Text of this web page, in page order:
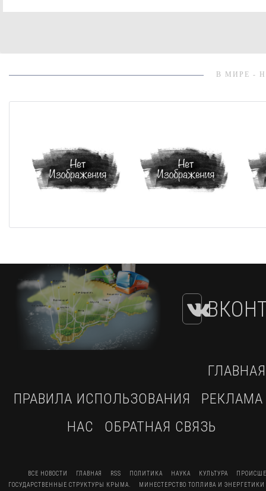
В МИРЕ -
ГЛАВНАЯ
ПРАВИЛА ИСПОЛЬЗОВАНИЯ
РЕКЛАМА
НАС
ОБРАТНАЯ СВЯЗЬ
ВСЕ НОВОСТИ ГЛАВНАЯ RSS ПОЛИТИКА НАУКА КУЛЬТУРА
ГОСУДАРСТВЕННЫЕ СТРУКТУРЫ КРЫМА.
МИНЕСТЕРСТВО ТОПЛИВА И